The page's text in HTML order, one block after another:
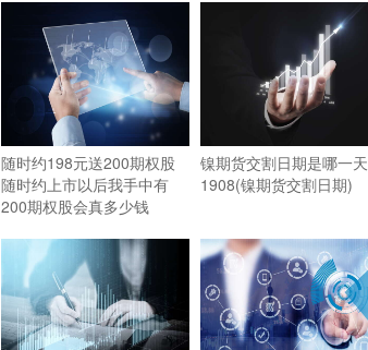
随时约198元送200期权股
随时约上市以后我手中有
200期权股会真多少钱
镍期货交割日期是哪一天
1908(镍期货交割日期)